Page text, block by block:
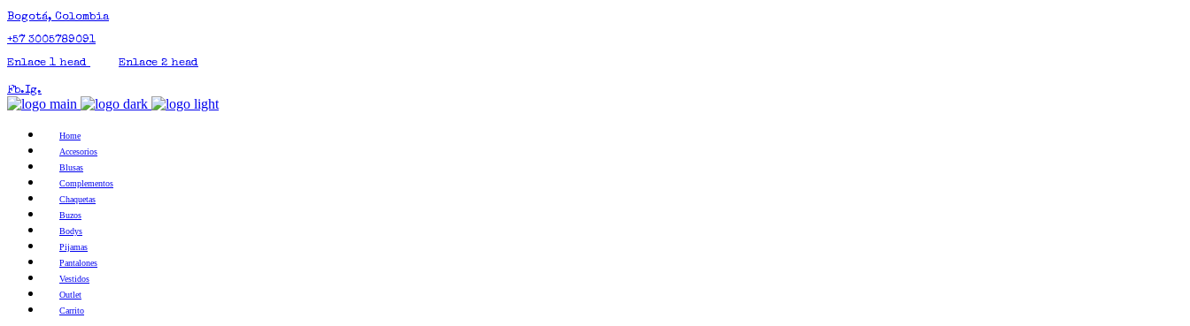
Bogotá, Colombia
+57 3005789091
Enlace 1 head
Enlace 2 head
Fb.Ig.
Home
Accesorios
Blusas
Complementos
Chaquetas
Buzos
Bodys
Pijamas
Pantalones
Vestidos
Outlet
Carrito